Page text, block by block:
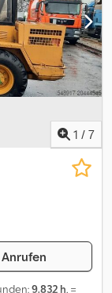
erhältlich! MB-
siehe -8578-!
Aj
1 / 7
Anrufen
9.832 h, =